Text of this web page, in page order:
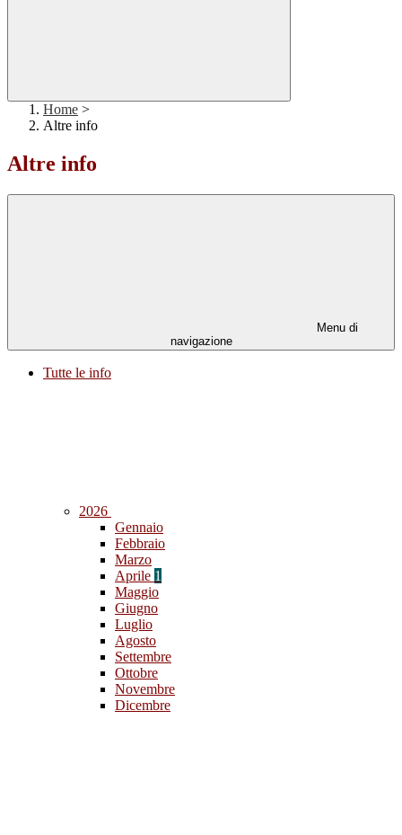
Home >
Altre info
Altre info
Menu di
navigazione
Tutte le info
2026
Gennaio
Febbraio
Marzo
Aprile 1
Maggio
Giugno
Luglio
Agosto
Settembre
Ottobre
Novembre
Dicembre